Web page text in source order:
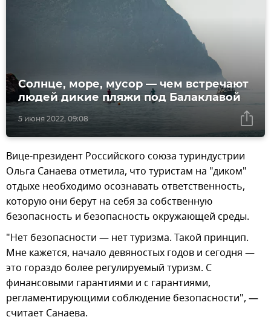
5 июня 2022, 09:08
Солнце, море, мусор — чем встречают
людей дикие пляжи под Балаклавой
Вице-президент Российского союза туриндустрии
Ольга Санаева отметила, что туристам на "диком"
отдыхе необходимо осознавать ответственность,
которую они берут на себя за собственную
безопасность и безопасность окружающей среды.
"Нет безопасности — нет туризма. Такой принцип.
Мне кажется, начало девяностых годов и сегодня —
это гораздо более регулируемый туризм. С
финансовыми гарантиями и с гарантиями,
регламентирующими соблюдение безопасности", —
считает Санаева.